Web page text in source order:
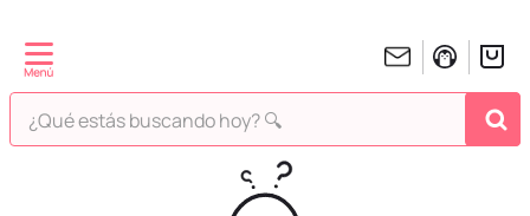
¿Qué estás buscando hoy? 🔍